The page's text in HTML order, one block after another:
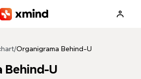
/Organigrama Behind-U
Behind-U